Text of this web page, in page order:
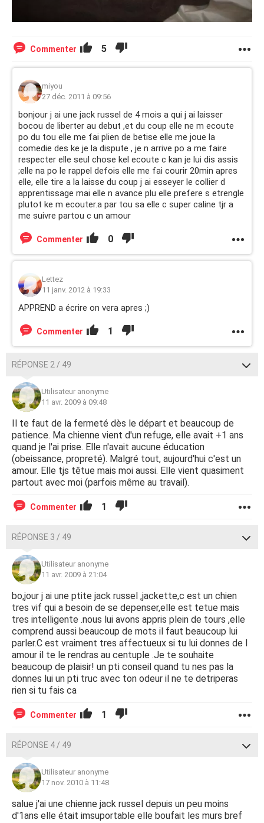
Commenter 5
miyou
27 déc. 2011 à 09:56
bonjour j ai une jack russel de 4 mois a qui j ai laisser
bocou de liberter au debut ,et du coup elle ne m ecoute
po du tou elle me fai plien de betise elle me joue la
comedie des ke je la dispute , je n arrive po a me faire
respecter elle seul chose kel ecoute c kan je lui dis assis
;elle na po le rappel defois elle me fai courir 20min apres
elle, elle tire a la laisse du coup j ai esseyer le collier d
apprentissage mai elle n avance plu elle prefere s etrengle
plutot ke m ecouter.a par tou sa elle c super caline tjr a
me suivre partou c un amour
Commenter 0
Lettez
11 janv. 2012 à 19:33
APPREND a écrire on vera apres ;)
Commenter 1
RÉPONSE 2 / 49
Utilisateur anonyme
11 avr. 2009 à 09:48
Il te faut de la fermeté dès le départ et beaucoup de
patience. Ma chienne vient d'un refuge, elle avait +1 ans
quand je l'ai prise. Elle n'avait aucune éducation
(obeissance, propreté). Malgré tout, aujourd'hui c'est un
amour. Elle tjs têtue mais moi aussi. Elle vient quasiment
partout avec moi (parfois même au travail).
Commenter 1
RÉPONSE 3 / 49
Utilisateur anonyme
11 avr. 2009 à 21:04
bo,jour j ai une ptite jack russel ,jackette,c est un chien
tres vif qui a besoin de se depenser,elle est tetue mais
tres intelligente .nous lui avons appris plein de tours ,elle
comprend aussi beaucoup de mots il faut beaucoup lui
parler.C est vraiment tres affectueux si tu lui donnes de l
amour il te le rendras au centuple .Je te souhaite
beaucoup de plaisir! un pti conseil quand tu nes pas la
donnes lui un pti truc avec ton odeur il ne te detriperas
rien si tu fais ca
Commenter 1
RÉPONSE 4 / 49
Utilisateur anonyme
17 nov. 2010 à 11:48
salue j'ai une chienne jack russel depuis un peu moins
d'1ans elle était imsuportable elle boufait les murs bref